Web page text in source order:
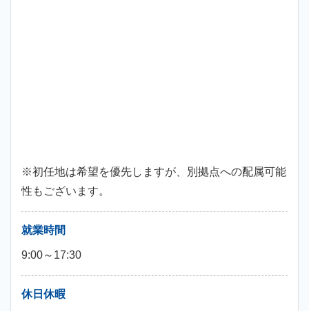
※初任地は希望を優先しますが、別拠点への配属可能
性もございます。
就業時間
9:00～17:30
休日休暇